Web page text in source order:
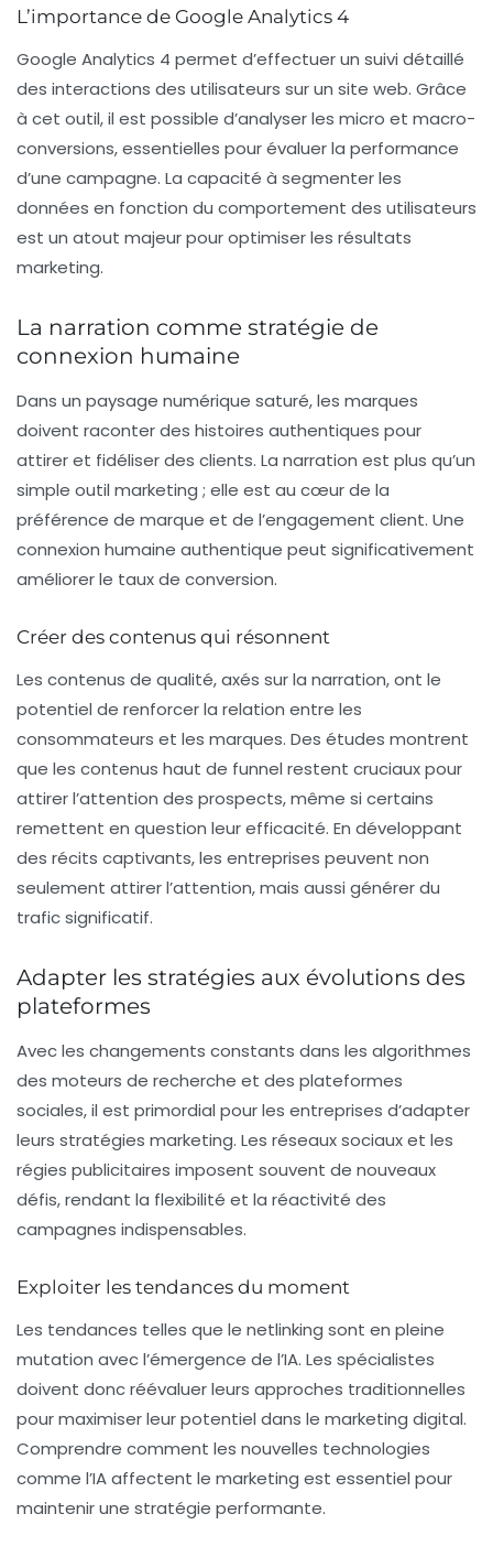
L’importance de Google Analytics 4
Google Analytics 4 permet d’effectuer un suivi détaillé
des interactions des utilisateurs sur un site web. Grâce
à cet outil, il est possible d’analyser les micro et macro-
conversions, essentielles pour évaluer la performance
d’une campagne. La capacité à segmenter les
données en fonction du comportement des utilisateurs
est un atout majeur pour optimiser les résultats
marketing.
La narration comme stratégie de
connexion humaine
Dans un paysage numérique saturé, les marques
doivent raconter des histoires authentiques pour
attirer et fidéliser des clients. La narration est plus qu’un
simple outil marketing ; elle est au cœur de la
préférence de marque et de l’engagement client. Une
connexion humaine authentique peut significativement
améliorer le taux de conversion.
Créer des contenus qui résonnent
Les contenus de qualité, axés sur la narration, ont le
potentiel de renforcer la relation entre les
consommateurs et les marques. Des études montrent
que les contenus haut de funnel restent cruciaux pour
attirer l’attention des prospects, même si certains
remettent en question leur efficacité. En développant
des récits captivants, les entreprises peuvent non
seulement attirer l’attention, mais aussi générer du
trafic significatif.
Adapter les stratégies aux évolutions des
plateformes
Avec les changements constants dans les algorithmes
des moteurs de recherche et des plateformes
sociales, il est primordial pour les entreprises d’adapter
leurs stratégies marketing. Les réseaux sociauxet les
régies publicitaires imposent souvent de nouveaux
défis, rendant la flexibilité et la réactivité des
campagnes indispensables.
Exploiter les tendances du moment
Les tendances telles que le netlinking sont en pleine
mutation avec l’émergence de l’IA. Les spécialistes
doivent donc réévaluer leurs approches traditionnelles
pour maximiser leur potentiel dans le marketing digital.
Comprendre comment les nouvelles technologies
comme l’IA affectent le marketing est essentiel pour
maintenir une stratégie performante.